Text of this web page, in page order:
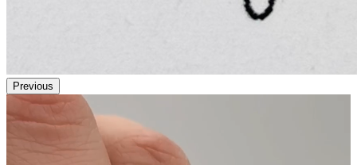
Previous